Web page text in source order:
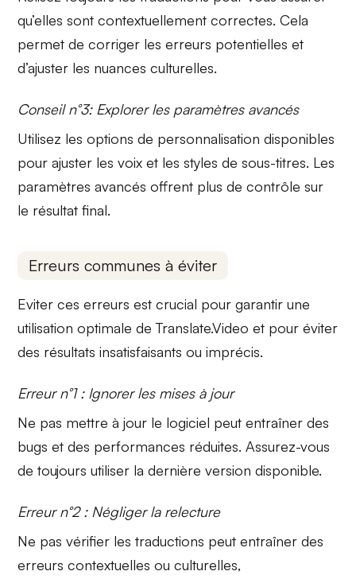
qu’elles sontcontextuellement correctes. Cela
permet de corriger les erreurs potentielles et
d’ajuster les nuances culturelles.
Conseil n°3: Explorer les paramètres avancés
Utilisez lesoptions de personnalisation disponibles
pour ajuster les voix et les styles de sous-titres. Les
paramètres avancés offrent plus de contrôle sur
le résultat final.
Erreurs communes à éviter
Eviter ces erreurs est crucial pour garantir une
utilisation optimale de Translate.Video et pour éviter
des résultats insatisfaisants ou imprécis.
Erreur n°1 : Ignorer les mises à jour
Ne pas mettre à jour le logiciel peut entraîner des
bugs et des performances réduites. Assurez-vous
de toujours utiliser la dernière version disponible.
Erreur n°2 : Négliger la relecture
Ne pas vérifier les traductions peut entraîner des
erreurs contextuelles ou culturelles,